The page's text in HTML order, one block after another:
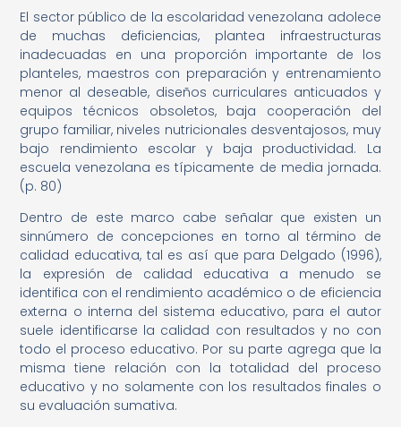
El sector público de la escolaridad venezolana adolece
de muchas deficiencias, plantea infraestructuras
inadecuadas en una proporción importante de los
planteles, maestros con preparación y entrenamiento
menor al deseable, diseños curriculares anticuados y
equipos técnicos obsoletos, baja cooperación del
grupo familiar, niveles nutricionales desventajosos, muy
bajo rendimiento escolar y baja productividad. La
escuela venezolana es típicamente de media jornada.
(p. 80)
Dentro de este marco cabe señalar que existen un
sinnúmero de concepciones en torno al término de
calidad educativa, tal es así que para Delgado (1996),
la expresión de calidad educativa a menudo se
identifica con el rendimiento académico o de eficiencia
externa o interna del sistema educativo, para el autor
suele identificarse la calidad con resultados y no con
todo el proceso educativo. Por su parte agrega que la
misma tiene relación con la totalidad del proceso
educativo y no solamente con los resultados finales o
su evaluación sumativa.